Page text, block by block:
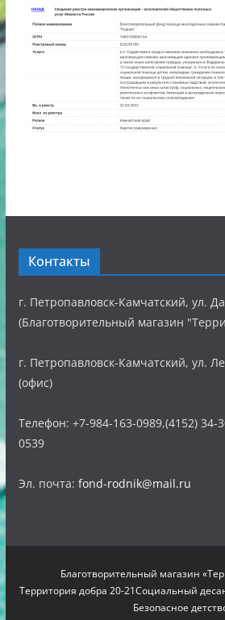
Контакты
г. Петропавловск-Камчатский, ул.
(Благотворительный магазин
г. Петропавловск-Камчатский, ул.
(офис)
Телефон: +7-984-163-0989,(4152) 34-
0539
Эл. почта: fond-rodnik@mail.ru
Благотворительный магазин
Территория добра 20-21Социальный
Безопасное